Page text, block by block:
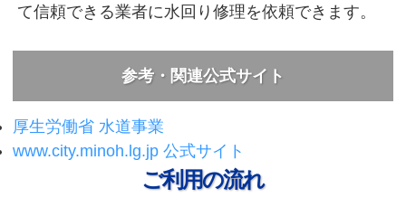
て信頼できる業者に水回り修理を依頼できます。
参考・関連公式サイト
厚生労働省 水道事業
www.city.minoh.lg.jp 公式サイト
ご利用の流れ